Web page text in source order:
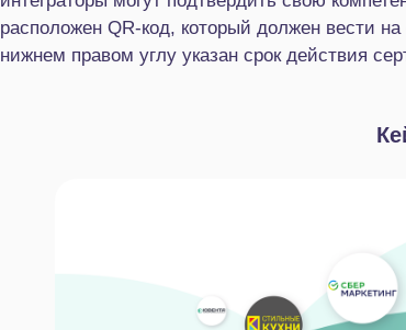
расположен QR-код, который должен вести
нижнем правом углу указан срок действия